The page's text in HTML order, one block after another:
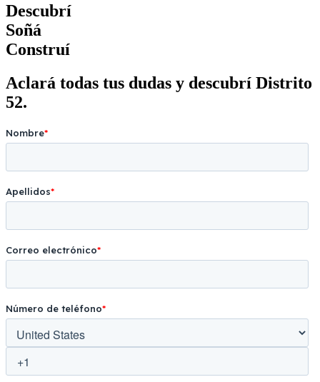
Descubrí
Soñá
Construí
Aclará todas tus dudas y descubrí Distrito
52.